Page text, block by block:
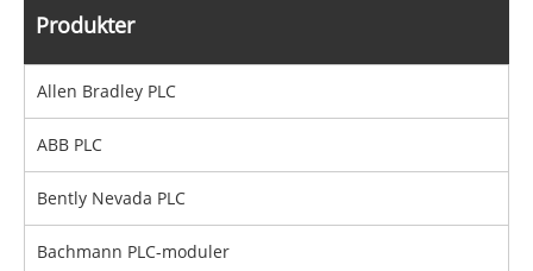
Produkter
Allen Bradley PLC
ABB PLC
Bently Nevada PLC
Bachmann PLC-moduler